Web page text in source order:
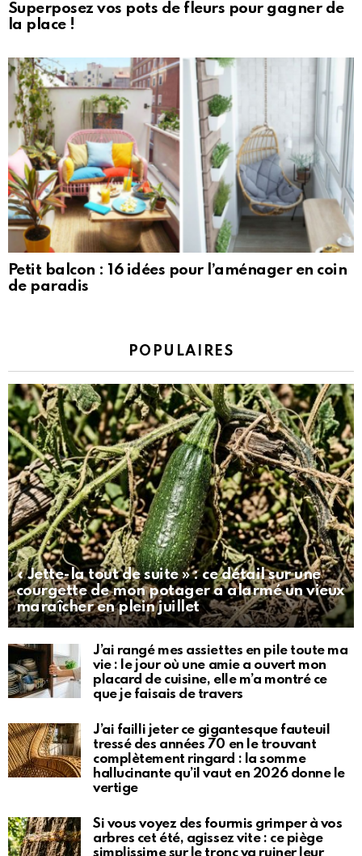
Superposez vos pots de fleurs pour gagner de
la place !
Petit balcon : 16 idées pour l’aménager en coin
de paradis
POPULAIRES
« Jette-la tout de suite » : ce détail sur une
courgette de mon potager a alarmé un vieux
maraîcher en plein juillet
J’ai rangé mes assiettes en pile toute ma
vie : le jour où une amie a ouvert mon
placard de cuisine, elle m’a montré ce
que je faisais de travers
J’ai failli jeter ce gigantesque fauteuil
tressé des années 70 en le trouvant
complètement ringard : la somme
hallucinante qu’il vaut en 2026 donne le
vertige
Si vous voyez des fourmis grimper à vos
arbres cet été, agissez vite : ce piège